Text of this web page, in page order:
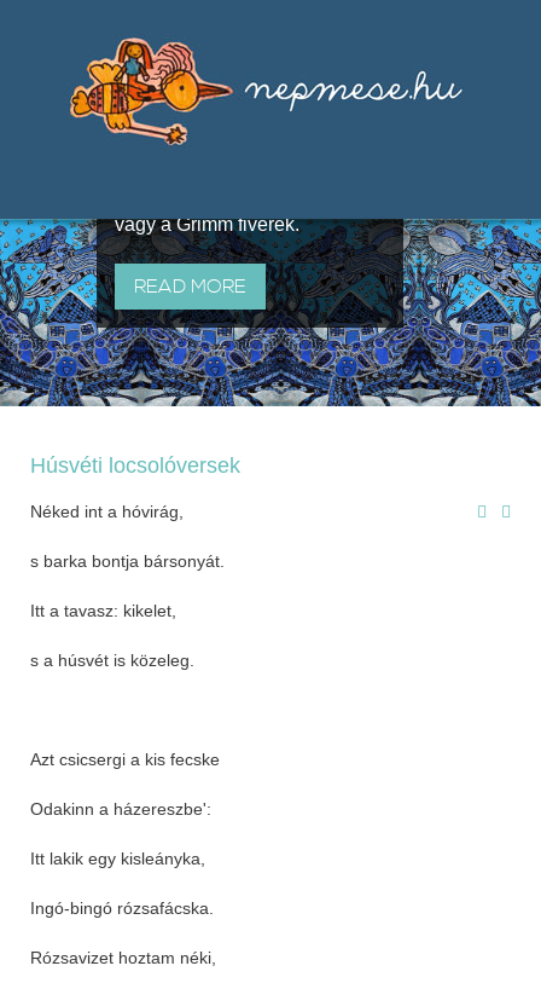
útján terjedő elbeszélésekből,
melyeket olyan ismert gyűjtők
állítottak össze, mint Benedek
vagy a Grimm fivérek.
READ MORE
Húsvéti locsolóversek
Néked int a hóvirág,
s barka bontja bársonyát.
Itt a tavasz: kikelet,
s a húsvét is közeleg.
Azt csicsergi a kis fecske
Odakinn a házereszbe':
Itt lakik egy kisleányka,
Ingó-bingó rózsafácska.
Rózsavizet hoztam néki,